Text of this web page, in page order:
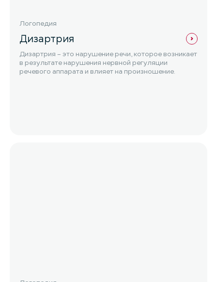
Логопедия
Дизартрия
Дизартрия – это нарушение речи, которое возникает
в результате нарушения нервной регуляции
речевого аппарата и влияет на произношение.